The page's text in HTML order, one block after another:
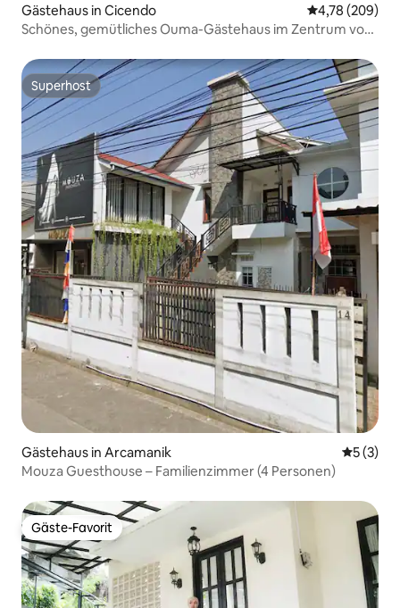
Gästehaus in Cicendo
4,78 (209)
Schönes, gemütliches Ouma-Gästehaus im Zentrum von
Superhost
Superhost
Gästehaus in Arcamanik
5 (3)
Mouza Guesthouse – Familienzimmer (4 Personen)
Gäste-Favorit
Gäste-Favorit